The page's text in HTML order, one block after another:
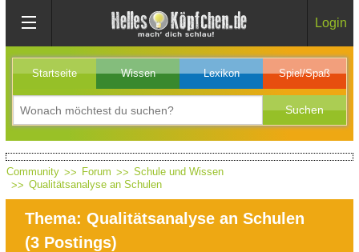
Login
Startseite Wissen Lexikon Spiel/Spaß
Community Forum
Schule und Wissen
Qualitätsanalyse an Schulen
Thema: Qualitätsanalyse an Schulen
(3 Postings)